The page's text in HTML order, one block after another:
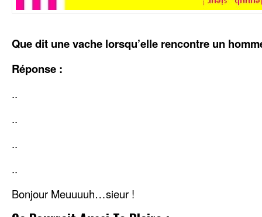
Que dit une vache lorsqu’elle rencontre un
Réponse :
..
..
..
..
Bonjour Meuuuuh…sieur !